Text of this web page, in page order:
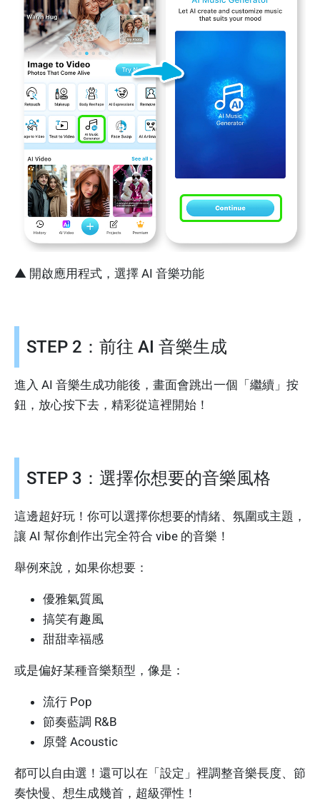
▲ 開啟應用程式，選擇 AI 音樂功能
STEP 2：前往 AI 音樂生成
進入 AI 音樂生成功能後，畫面會跳出一個「繼續」按
鈕，放心按下去，精彩從這裡開始！
STEP 3：選擇你想要的音樂風格
這邊超好玩！你可以選擇你想要的情緒、氛圍或主題，
讓 AI 幫你創作出完全符合 vibe 的音樂！
舉例來說，如果你想要：
優雅氣質風
搞笑有趣風
甜甜幸福感
或是偏好某種音樂類型，像是：
流行 Pop
節奏藍調 R&B
原聲 Acoustic
都可以自由選！還可以在「設定」裡調整音樂長度、節
奏快慢、想生成幾首，超級彈性！